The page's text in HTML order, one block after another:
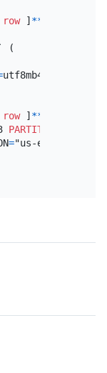
row ] **
(
utf8mb4
row ] **
PARTITION
="us-east-1"